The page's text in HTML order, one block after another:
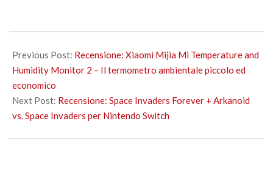
12-
14
Previous Post: Recensione: Xiaomi Mijia Mi Temperature and
Humidity Monitor 2 – Il termometro ambientale piccolo ed
economico
Next Post: Recensione: Space Invaders Forever + Arkanoid
vs. Space Invaders per Nintendo Switch